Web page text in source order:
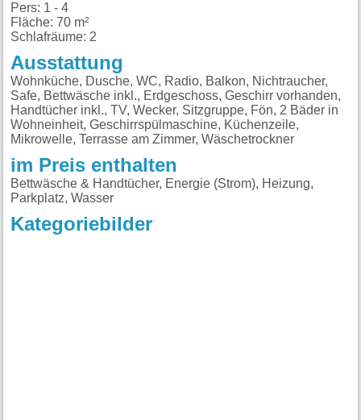
Pers: 1 - 4
Fläche: 70 m²
Schlafräume: 2
Ausstattung
Wohnküche, Dusche, WC, Radio, Balkon, Nichtraucher,
Safe, Bettwäsche inkl., Erdgeschoss, Geschirr vorhanden,
Handtücher inkl., TV, Wecker, Sitzgruppe, Fön, 2 Bäder in
Wohneinheit, Geschirrspülmaschine, Küchenzeile,
Mikrowelle, Terrasse am Zimmer, Wäschetrockner
im Preis enthalten
Bettwäsche & Handtücher, Energie (Strom), Heizung,
Parkplatz, Wasser
Kategoriebilder